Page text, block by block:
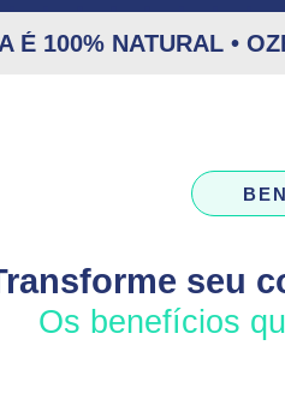
É 100% NATURAL •
seu
Os benefícios